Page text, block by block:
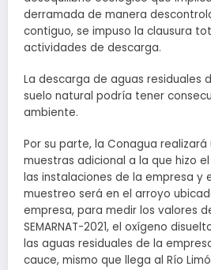
derramada de manera
contiguo, se impuso la clausura
actividades de descarga.
La descarga de aguas residuales
suelo natural podría tener
ambiente.
Por su parte, la Conagua
muestras adicional a la que hizo
las instalaciones de la empresa y
muestreo será en el arroyo
empresa, para medir los valores
SEMARNAT-2021, el oxígeno
las aguas residuales de la
cauce, mismo que llega al Río